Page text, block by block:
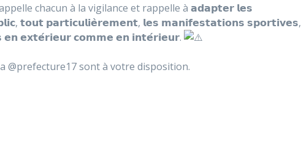
chacun à la vigilance et rappelle à 𝗮𝗱𝗮𝗽𝘁𝗲𝗿 𝗹𝗲𝘀
𝘁𝗼𝘂𝘁 𝗽𝗮𝗿𝘁𝗶𝗰𝘂𝗹𝗶𝗲̀𝗿𝗲𝗺𝗲𝗻𝘁, 𝗹𝗲𝘀 𝗺𝗮𝗻𝗶𝗳𝗲𝘀𝘁𝗮𝘁𝗶𝗼𝗻𝘀 𝘀𝗽𝗼𝗿𝘁𝗶𝘃𝗲𝘀,
𝗲𝗻 𝗲𝘅𝘁𝗲́𝗿𝗶𝗲𝘂𝗿 𝗰𝗼𝗺𝗺𝗲 𝗲𝗻 𝗶𝗻𝘁𝗲́𝗿𝗶𝗲𝘂𝗿.
@prefecture17 sont à votre disposition.